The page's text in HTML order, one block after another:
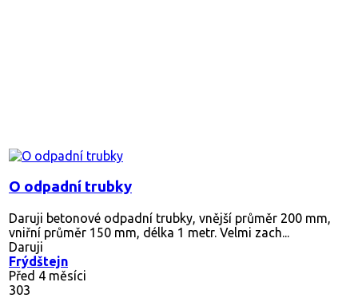
O odpadní trubky
Daruji betonové odpadní trubky, vnější průměr 200 mm,
vniřní průměr 150 mm, délka 1 metr. Velmi zach...
Daruji
Frýdštejn
Před 4 měsíci
303